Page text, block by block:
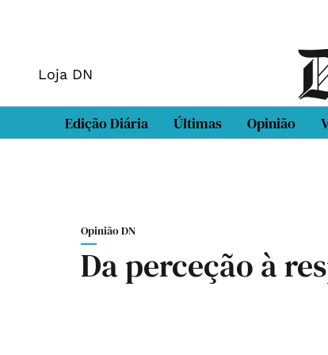
Loja DN
Edição Diária Últimas Opinião
Opinião DN
Da perceção à